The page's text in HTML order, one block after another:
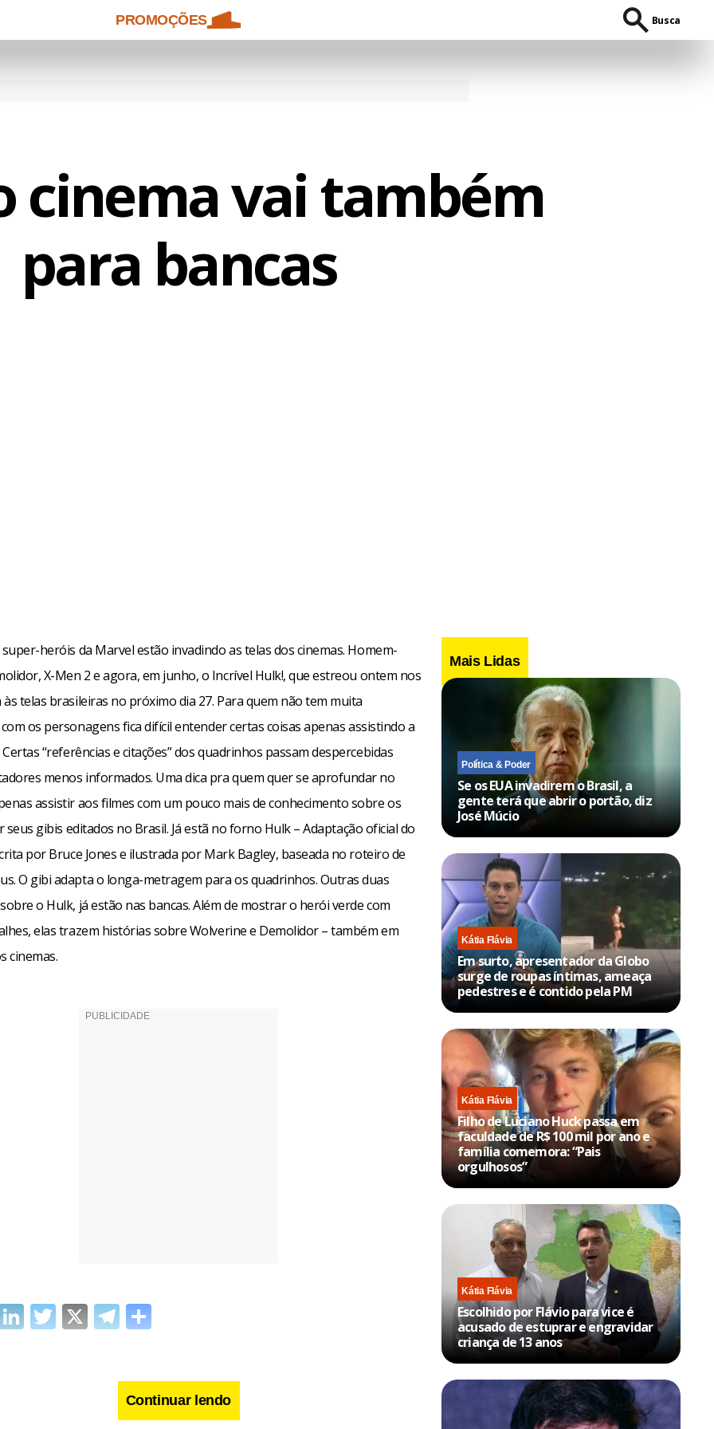
PROMOÇÕES Busca
cinema vai também
para bancas
heróis da Marvel estão invadindo as telas dos cinemas. Homem-
X-Men 2 e agora, em junho, o Incrível Hulk!, que estreou ontem nos
às telas brasileiras no próximo dia 27. Para quem não tem muita
com os personagens fica difícil entender certas coisas apenas assistindo a
“referências e citações” dos quadrinhos passam despercebidas
menos informados. Uma dica pra quem quer se aprofundar no
assistir aos filmes com um pouco mais de conhecimento sobre os
seus gibis editados no Brasil. Já estã no forno Hulk – Adaptação oficial do
por Bruce Jones e ilustrada por Mark Bagley, baseada no roteiro de
O gibi adapta o longa-metragem para os quadrinhos. Outras duas
o Hulk, já estão nas bancas. Além de mostrar o herói verde com
elas trazem histórias sobre Wolverine e Demolidor – também em
cinemas.
LinkedIn
Twitter
X Telegram
Continuar lendo
Mais Lidas
Política & Poder
Se os EUA invadirem o Brasil, a
gente terá que abrir o portão, diz
José Múcio
Kátia Flávia
Em surto, apresentador da Globo
surge de roupas íntimas, ameaça
pedestres e é contido pela PM
Kátia Flávia
Filho de Luciano Huck passa em
faculdade de R$ 100 mil por ano e
família comemora: “Pais
orgulhosos”
Kátia Flávia
Escolhido por Flávio para vice é
acusado de estuprar e engravidar
criança de 13 anos